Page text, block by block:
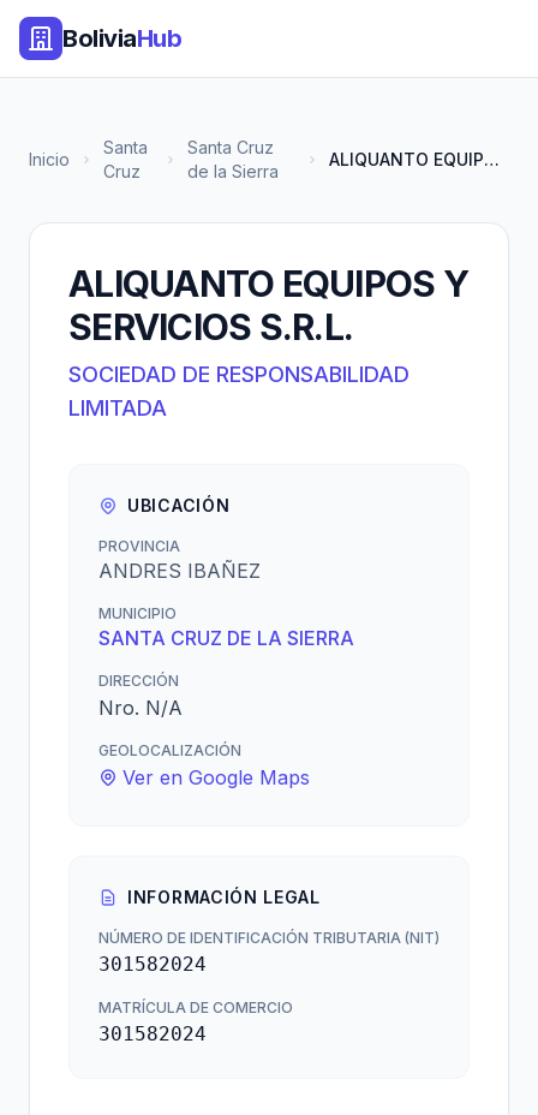
BoliviaHub
Inicio
Santa
Cruz
Santa Cruz
de la Sierra
ALIQUANTO EQUIPOS Y SERVICIOS...
ALIQUANTO EQUIPOS Y
SERVICIOS S.R.L.
SOCIEDAD DE RESPONSABILIDAD
LIMITADA
UBICACIÓN
PROVINCIA
ANDRES IBAÑEZ
MUNICIPIO
SANTA CRUZ DE LA SIERRA
DIRECCIÓN
Nro. N/A
GEOLOCALIZACIÓN
Ver en Google Maps
INFORMACIÓN LEGAL
NÚMERO DE IDENTIFICACIÓN TRIBUTARIA (NIT)
301582024
MATRÍCULA DE COMERCIO
301582024